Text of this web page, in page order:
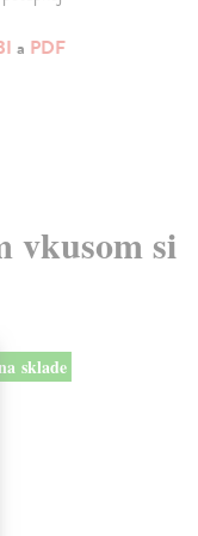
vkusom si
sklade